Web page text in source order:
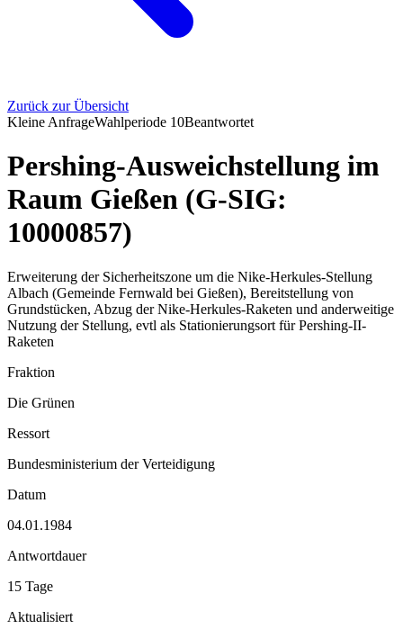
Zurück zur Übersicht
Kleine AnfrageWahlperiode 10Beantwortet
Pershing-Ausweichstellung im
Raum Gießen (G-SIG:
10000857)
Erweiterung der Sicherheitszone um die Nike-Herkules-Stellung
Albach (Gemeinde Fernwald bei Gießen), Bereitstellung von
Grundstücken, Abzug der Nike-Herkules-Raketen und anderweitige
Nutzung der Stellung, evtl als Stationierungsort für Pershing-II-
Raketen
Fraktion
Die Grünen
Ressort
Bundesministerium der Verteidigung
Datum
04.01.1984
Antwortdauer
15 Tage
Aktualisiert